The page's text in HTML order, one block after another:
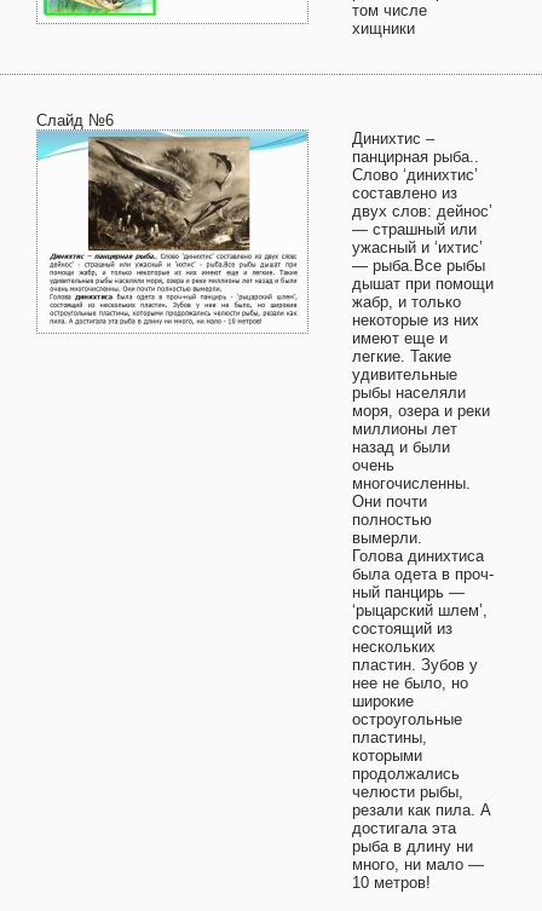
том числе
хищники
Слайд №6
Динихтис –
панцирная рыба..
Слово ‘динихтис’
составлено из
двух слов: дейнос’
— страшный или
ужасный и ‘ихтис’
— рыба.Все рыбы
дышат при помощи
жабр, и только
некоторые из них
имеют еще и
легкие. Такие
удивительные
рыбы населяли
моря, озера и реки
миллионы лет
назад и были
очень
многочисленны.
Они почти
полностью
вымерли.
Голова динихтиса
была одета в проч-
ный панцирь —
‘рыцарский шлем’,
состоящий из
нескольких
пластин. Зубов у
нее не было, но
широкие
остроугольные
пластины,
которыми
продолжались
челюсти рыбы,
резали как пила. А
достигала эта
рыба в длину ни
много, ни мало —
10 метров!